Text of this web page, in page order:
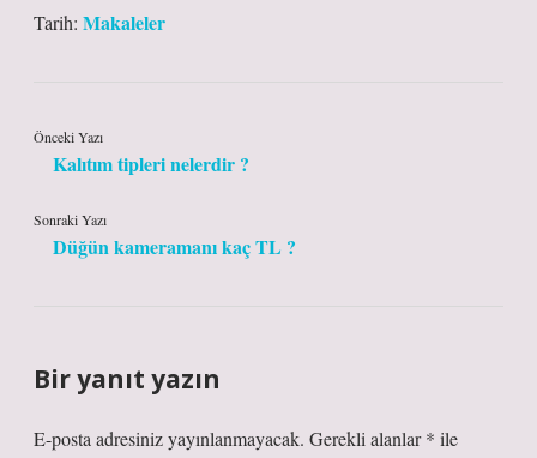
Tarih: Makaleler
Önceki Yazı
Kalıtım tipleri nelerdir ?
Sonraki Yazı
Düğün kameramanı kaç TL ?
Bir yanıt yazın
E-posta adresiniz yayınlanmayacak. Gerekli alanlar* ile